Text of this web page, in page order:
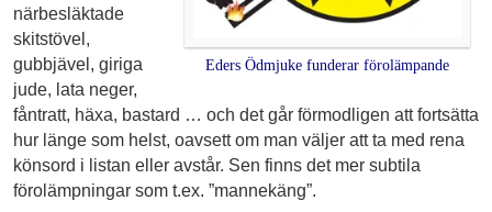
Eders Ödmjuke funderar förolämpande
närbesläktade
skitstövel,
gubbjävel, giriga
jude, lata neger,
fåntratt, häxa, bastard … och det går förmodligen att fortsätta
hur länge som helst, oavsett om man väljer att ta med rena
könsord i listan eller avstår. Sen finns det mer subtila
förolämpningar som t.ex. ”mannekäng”.